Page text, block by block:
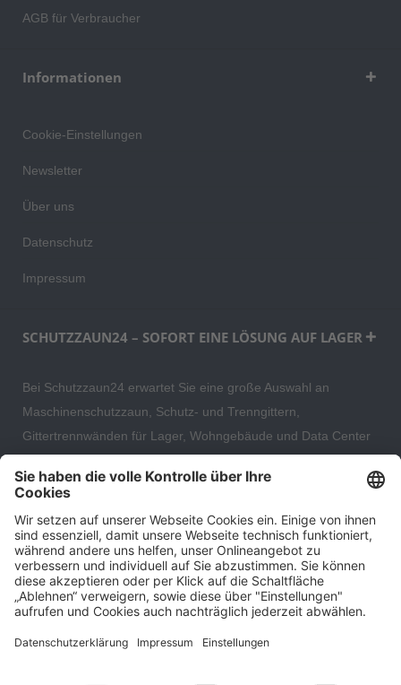
AGB für Verbraucher
Informationen
Cookie-Einstellungen
Newsletter
Über uns
Datenschutz
Impressum
SCHUTZZAUN24 – SOFORT EINE LÖSUNG AUF LAGER
Bei Schutzzaun24 erwartet Sie eine große Auswahl an
Maschinenschutzzaun, Schutz- und Trenngittern,
Gittertrennwänden für Lager, Wohngebäude und Data Center
– direkt ab Versandlager. Ergänzt wird das Sortiment durch
hochwertige Gartenzäune und Zaunsysteme für die sichere
öffentlichen Grundstücken. Darüber hinaus finden Sie bei uns
Produkte der Betriebsausstattung, wie Absperrtechnik,
Transportgeräte, Verkehrssicherung sowie Bau- und
Eventsicherung.
Cookie-Einstellungen Über uns